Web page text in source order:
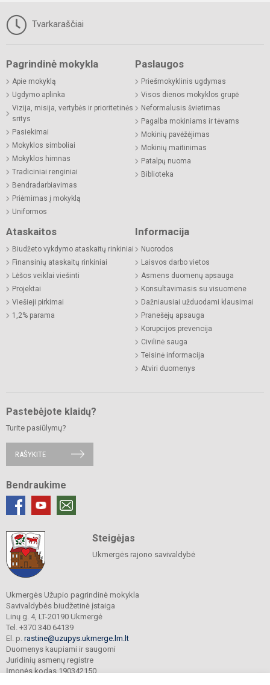
Tvarkaraščiai
Pagrindinė mokykla
Apie mokyklą
Ugdymo aplinka
Vizija, misija, vertybės ir prioritetinės
sritys
Pasiekimai
Mokyklos simboliai
Mokyklos himnas
Tradiciniai renginiai
Bendradarbiavimas
Priėmimas į mokyklą
Uniformos
Paslaugos
Priešmokyklinis ugdymas
Visos dienos mokyklos grupė
Neformalusis švietimas
Pagalba mokiniams ir tėvams
Mokinių pavėžėjimas
Mokinių maitinimas
Patalpų nuoma
Biblioteka
Ataskaitos
Biudžeto vykdymo ataskaitų rinkiniai
Finansinių ataskaitų rinkiniai
Lėšos veiklai viešinti
Projektai
Viešieji pirkimai
1,2% parama
Informacija
Nuorodos
Laisvos darbo vietos
Asmens duomenų apsauga
Konsultavimasis su visuomene
Dažniausiai užduodami klausimai
Pranešėjų apsauga
Korupcijos prevencija
Civilinė sauga
Teisinė informacija
Atviri duomenys
Pastebėjote klaidų?
Turite pasiūlymų?
RAŠYKITE
Bendraukime
Steigėjas
Ukmergės rajono savivaldybė
Ukmergės Užupio pagrindinė mokykla
Savivaldybės biudžetinė įstaiga
Linų g. 4, LT-20190 Ukmergė
Tel. +370 340 64139
El. p. rastine@uzupys.ukmerge.lm.lt
Duomenys kaupiami ir saugomi
Juridinių asmenų registre
Įmonės kodas 190342150